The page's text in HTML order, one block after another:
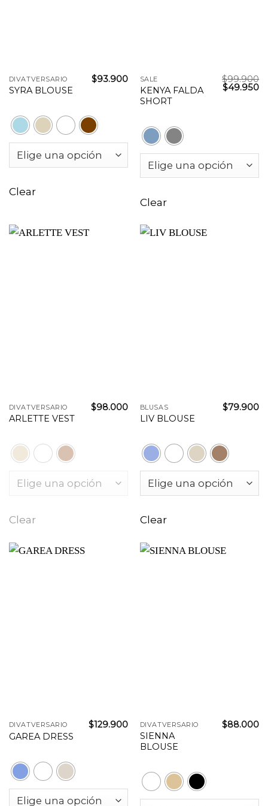
DIVATVERSARIO
SYRA BLOUSE
$93.900
Clear
SALE
KENYA FALDA
SHORT
$99.900
$49.950
Clear
DIVATVERSARIO
ARLETTE VEST
$98.000
Clear
BLUSAS
LIV BLOUSE
$79.900
Clear
DIVATVERSARIO
GAREA DRESS
$129.900 DIVATVERSARIO
SIENNA
BLOUSE
$88.000